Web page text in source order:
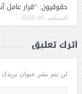
حقوقيون: “قرار عامل
أغسطس 06, 2026
أترك تعليق
لن يتم نشر عنوان بريدك